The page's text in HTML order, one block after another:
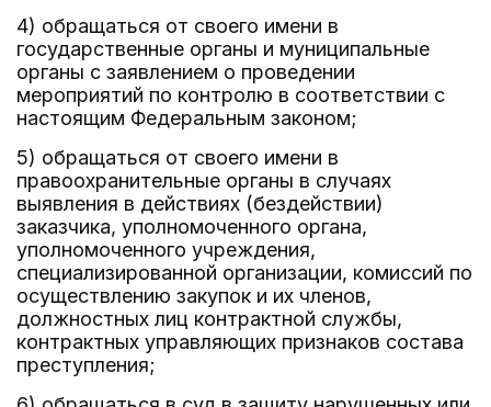
4) обращаться от своего имени в
государственные органы и муниципальные
органы с заявлением о проведении
мероприятий по контролю в соответствии с
настоящим Федеральным законом;
5) обращаться от своего имени в
правоохранительные органы в случаях
выявления в действиях (бездействии)
заказчика, уполномоченного органа,
уполномоченного учреждения,
специализированной организации, комиссий по
осуществлению закупок и их членов,
должностных лиц контрактной службы,
контрактных управляющих признаков состава
преступления;